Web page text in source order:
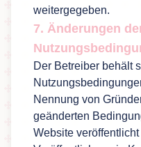
weitergegeben.
7. Änderungen
Der Betreiber behält
Nennung von
geänderten
Website